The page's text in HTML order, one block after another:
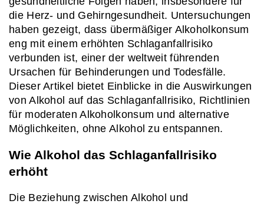
die Herz- und Gehirngesundheit. Untersuchungen
haben gezeigt, dass übermäßiger Alkoholkonsum
eng mit einem erhöhten Schlaganfallrisiko
verbunden ist, einer der weltweit führenden
Ursachen für Behinderungen und Todesfälle.
Dieser Artikel bietet Einblicke in die Auswirkungen
von Alkohol auf das Schlaganfallrisiko, Richtlinien
für moderaten Alkoholkonsum und alternative
Möglichkeiten, ohne Alkohol zu entspannen.
Wie Alkohol das Schlaganfallrisiko
erhöht
Die Beziehung zwischen Alkohol und